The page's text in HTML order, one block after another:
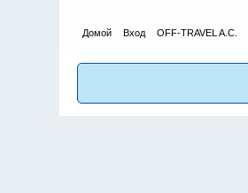
Домой Вход OFF-TRAVEL A.C.